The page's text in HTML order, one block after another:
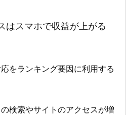
はスマホで収益が上がる
をランキング要因に利用する
検索やサイトのアクセスが増